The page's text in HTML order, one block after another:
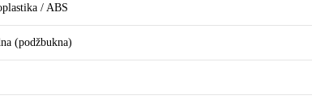
/ ABS
(podžbukna)